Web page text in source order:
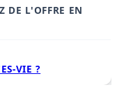
DE L'OFFRE EN
VIE ?